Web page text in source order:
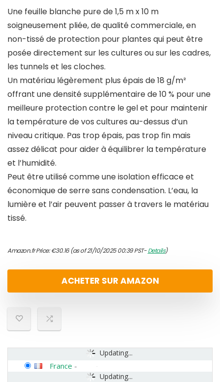
Une feuille blanche pure de 1,5 m x 10 m
soigneusement pliée, de qualité commerciale, en
non-tissé de protection pour plantes qui peut être
posée directement sur les cultures ou sur les cadres,
les tunnels et les cloches.
Un matériau légèrement plus épais de 18 g/m²
offrant une densité supplémentaire de 10 % pour une
meilleure protection contre le gel et pour maintenir
la température de vos cultures au-dessus d’un
niveau critique. Pas trop épais, pas trop fin mais
assez délicat pour aider à équilibrer la température
et l’humidité.
Peut être utilisé comme une isolation efficace et
économique de serre sans condensation. L’eau, la
lumière et l’air peuvent passer à travers le matériau
tissé.
Amazon.fr Price:€30.16(as of 21/10/2025 00:39 PST-Details)
ACHETER SUR AMAZON
Updating...
Updating...
France -